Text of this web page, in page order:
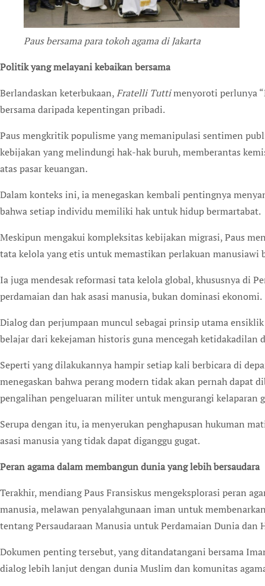
Paus bersama para tokoh agama di Jakarta
Politik yang melayani kebaikan bersama
Berlandaskan keterbukaan,Fratelli Tuttimenyoroti perlunya
bersama daripada kepentingan pribadi.
Paus mengkritik populisme yang memanipulasi sentimen
kebijakan yang melindungi hak-hak buruh, memberantas
atas pasar keuangan.
Dalam konteks ini, ia menegaskan kembali pentingnya
bahwa setiap individu memiliki hak untuk hidup bermartabat.
Meskipun mengakui kompleksitas kebijakan migrasi, Paus
tata kelola yang etis untuk memastikan perlakuan manusiawi
Ia juga mendesak reformasi tata kelola global, khususnya di
perdamaian dan hak asasi manusia, bukan dominasi ekonomi.
Dialog dan perjumpaan muncul sebagai prinsip utama
belajar dari kekejaman historis guna mencegah ketidakadilan
Seperti yang dilakukannya hampir setiap kali berbicara di
menegaskan bahwa perang modern tidak akan pernah dapat
pengalihan pengeluaran militer untuk mengurangi kelaparan
Serupa dengan itu, ia menyerukan penghapusan hukuman
asasi manusia yang tidak dapat diganggu gugat.
Peran agama dalam membangun dunia yang lebih bersaudara
Terakhir, mendiang Paus Fransiskus mengeksplorasi peran
manusia, melawan penyalahgunaan iman untuk
tentang Persaudaraan Manusia untuk Perdamaian Dunia dan
Dokumen penting tersebut, yang ditandatangani bersama
dialog lebih lanjut dengan dunia Muslim dan komunitas